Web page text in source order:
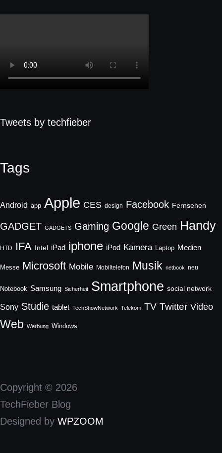
Tweets by techfieber
Tags
Android app Apple CES design Facebook Fernsehen
GADGET GADGETS Gaming Google Green Handy
HTD IFA Intel iPad iphone iPod Kamera Laptop Medien
Messe Microsoft Mobile Mobiltelefon Musik netbook neu
Notebook Samsung Sicherheit Smartphone social network
Sony Studie tablet TechShowNetwork Telekom TV Twitter Video
Web Werbung Windows
Copyright © 2026
TechFieber Blog
Designed by WPZOOM